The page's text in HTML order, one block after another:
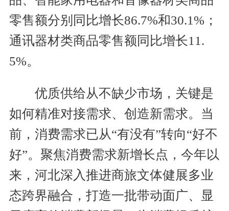
零售额分别同比增长86.7%和30.1%；
通讯器材类商品零售额同比增长11.
5%。
优质供给从不缺少市场，关键是
如何精准对接需求、创造新需求。当
前，消费需求已从“有没有”转向“好不
好”。聚焦消费需求新增长点，今年以
来，河北深入推进商旅文体健展多业
态跨界融合，打造一批带动面广、显